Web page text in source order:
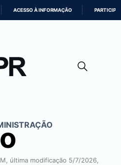
CONTEÚDO
ACESSO À INFORMAÇÃO PARTICIPE
última modificação 5/7/2026,